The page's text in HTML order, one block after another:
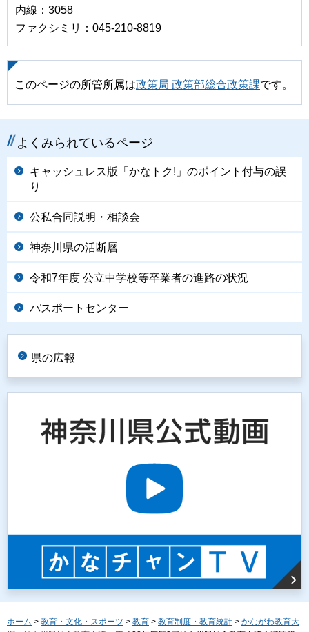
内線：3058
ファクシミリ：045-210-8819
このページの所管所属は政策局 政策部総合政策課です。
よくみられているページ
キャッシュレス版「かなトク!」のポイント付与の誤
り
公私合同説明・相談会
神奈川県の活断層
令和7年度 公立中学校等卒業者の進路の状況
パスポートセンター
県の広報
ホーム > 教育・文化・スポーツ > 教育 > 教育制度・教育統計 > かながわ教育大